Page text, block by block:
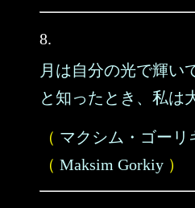
8.
月は自分の光で輝
と知ったとき、私は
（ マクシム・ゴーリ
（ Maksim Gorkiy ）